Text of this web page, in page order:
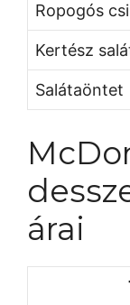
Ropogós
Kertész
Salátaöntet
árai